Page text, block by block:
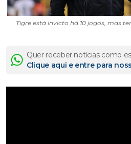
Tigre está invicto há 10 jogos, mas
Quer receber notícias como
Clique aqui e entre para